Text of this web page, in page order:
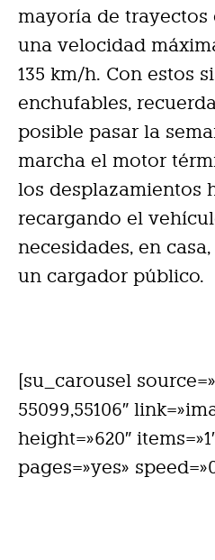
mayoría de trayectos
una velocidad
135 km/h. Con estos
enchufables,
posible pasar la
marcha el motor
los desplazamientos
recargando el
necesidades, en
un cargador público.
[su_carousel
55099,55106″
height=»620″
pages=»yes»